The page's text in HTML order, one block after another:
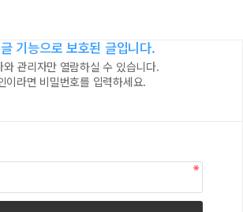
기능으로 보호된 글입니다.
와 관리자만 열람하실 수 있습니다.
이라면 비밀번호를 입력하세요.